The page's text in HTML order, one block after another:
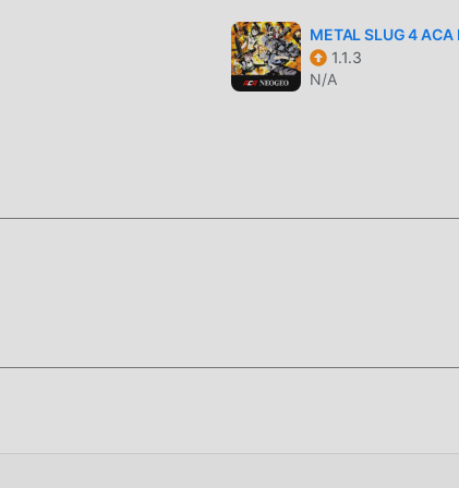
ora!
METAL SLUG 4 ACA
1.1.3
N/A